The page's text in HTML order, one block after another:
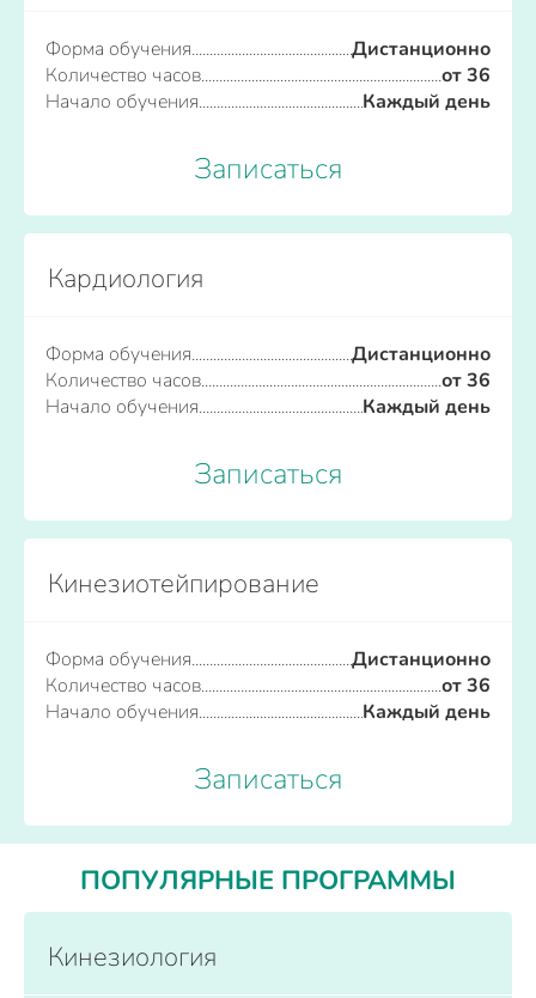
Форма обучения
Дистанционно
Количество часов
от 36
Начало обучения
Каждый день
Записаться
Кардиология
Форма обучения
Дистанционно
Количество часов
от 36
Начало обучения
Каждый день
Записаться
Кинезиотейпирование
Форма обучения
Дистанционно
Количество часов
от 36
Начало обучения
Каждый день
Записаться
ПОПУЛЯРНЫЕ ПРОГРАММЫ
Кинезиология